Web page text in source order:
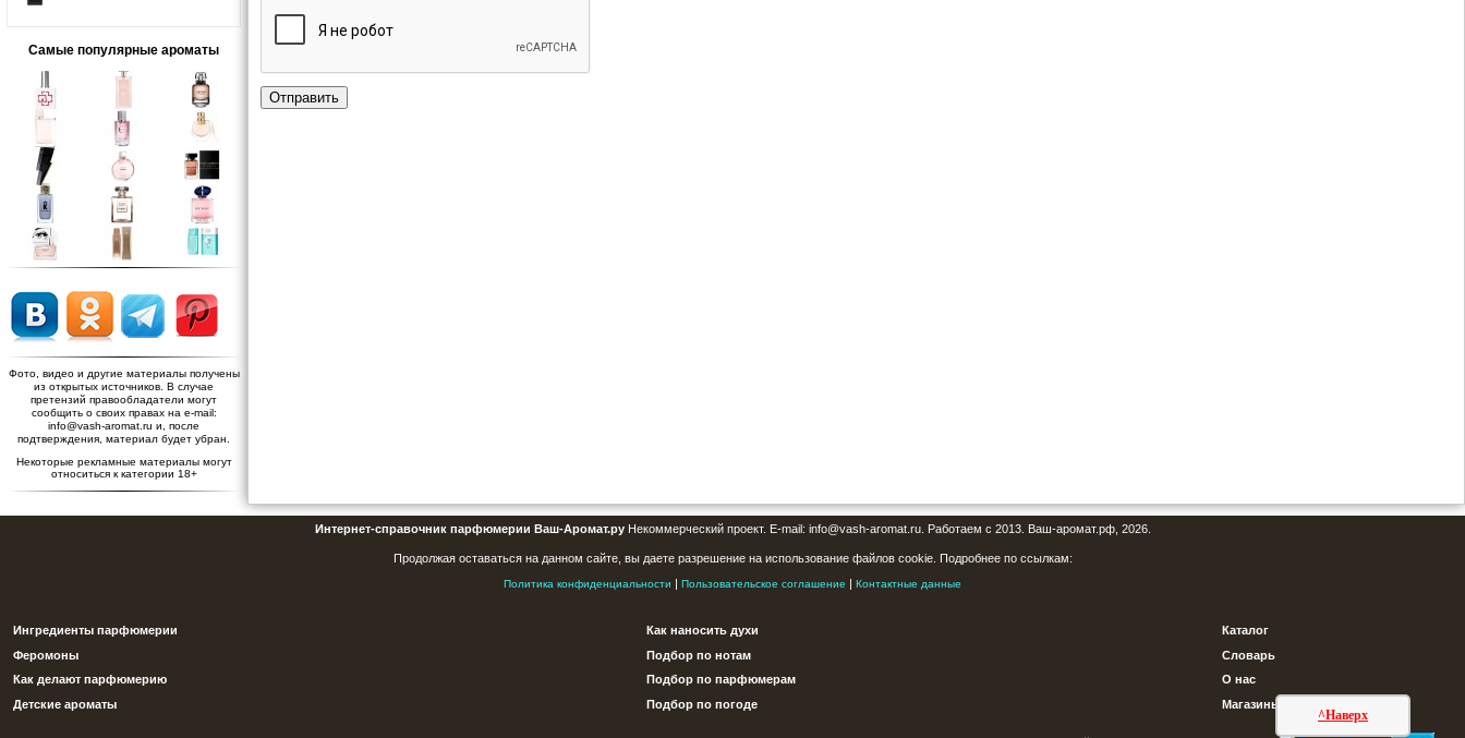
Самые популярные ароматы
Фото, видео и другие материалы получены
из открытых источников. В случае
претензий правообладатели могут
сообщить о своих правах на e-mail:
info@vash-aromat.ru и, после
подтверждения, материал будет убран.
Некоторые рекламные материалы могут
относиться к категории 18+
Отправить
^Наверх
Интернет-справочник парфюмерии Ваш-Аромат.руНекоммерческий проект. E-mail: info@vash-aromat.ru. Работаем с 2013. Ваш-аромат.рф, 2026.
Продолжая оставаться на данном сайте, вы даете разрешение на использование файлов cookie. Подробнее по ссылкам:
Политика конфиденциальности | Пользовательское соглашение | Контактные данные
Ингредиенты парфюмерии
Феромоны
Как делают парфюмерию
Детские ароматы
Как наносить духи
Подбор по нотам
Подбор по парфюмерам
Подбор по погоде
Каталог
Словарь
О нас
Магазины